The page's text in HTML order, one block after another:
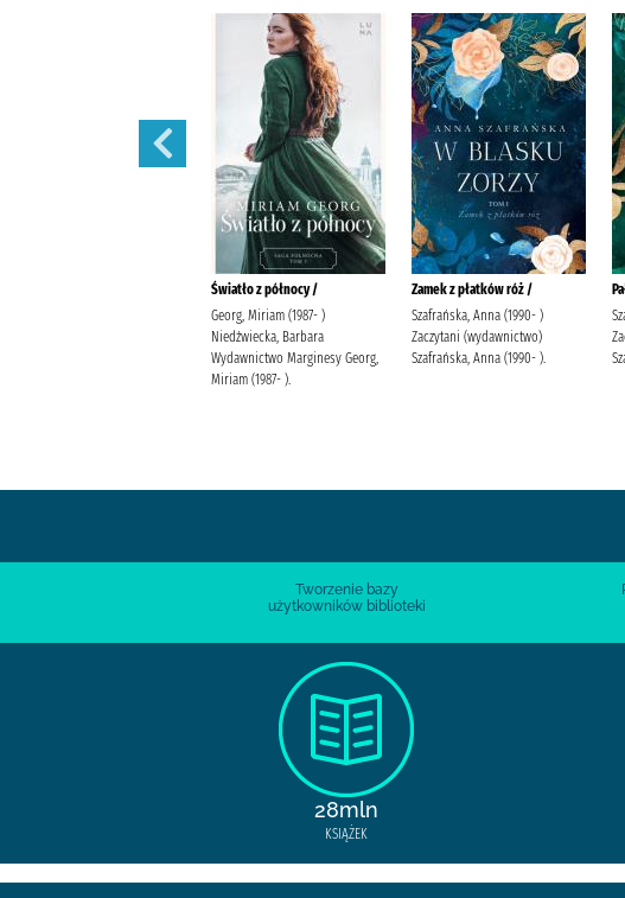
Światło z północy /
Georg, Miriam (1987- )
Niedźwiecka, Barbara
Wydawnictwo Marginesy Georg,
Miriam (1987- ).
Zamek z płatków róż /
Szafrańska, Anna (1990- )
Zaczytani (wydawnictwo)
Szafrańska, Anna (1990- ).
Tworzenie bazy
użytkowników biblioteki
28mln
KSIĄŻEK